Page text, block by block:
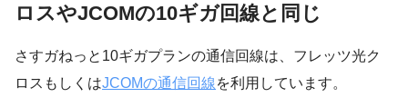
ロスやJCOMの10ギガ回線と同じ
さすガねっと10ギガプランの通信回線は、フレッツ光ク
ロスもしくはJCOMの通信回線を利用しています。